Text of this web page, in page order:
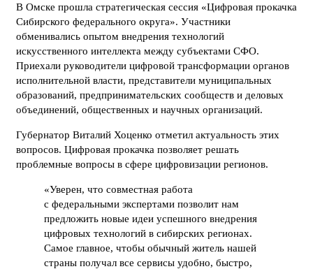
В Омске прошла стратегическая сессия «Цифровая прокачка
Сибирского федерального округа». Участники
обменивались опытом внедрения технологий
искусственного интеллекта между субъектами СФО.
Приехали руководители цифровой трансформации органов
исполнительной власти, представители муниципальных
образований, предпринимательских сообществ и деловых
объединений, общественных и научных организаций.
Губернатор Виталий Хоценко отметил актуальность этих
вопросов. Цифровая прокачка позволяет решать
проблемные вопросы в сфере цифровизации регионов.
«Уверен, что совместная работа
с федеральными экспертами позволит нам
предложить новые идеи успешного внедрения
цифровых технологий в сибирских регионах.
Самое главное, чтобы обычный житель нашей
страны получал все сервисы удобно, быстро,